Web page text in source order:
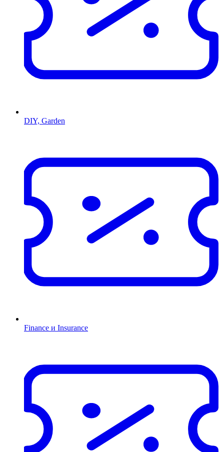
DIY, Garden
Finance и Insurance